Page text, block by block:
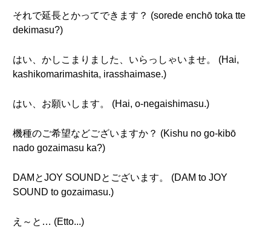
それで延長とかってできます？ (sorede enchō toka tte
dekimasu?)
はい、かしこまりました、いらっしゃいませ。 (Hai,
kashikomarimashita, irasshaimase.)
はい、お願いします。 (Hai, o-negaishimasu.)
機種のご希望などございますか？ (Kishu no go-kibō
nado gozaimasu ka?)
DAMとJOY SOUNDとございます。 (DAM to JOY
SOUND to gozaimasu.)
え～と… (Etto...)